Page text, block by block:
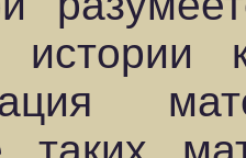
истории